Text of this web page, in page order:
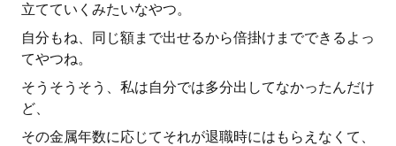
立てていくみたいなやつ。
自分もね、同じ額まで出せるから倍掛けまでできるよっ
てやつね。
そうそうそう、私は自分では多分出してなかったんだけ
ど、
その金属年数に応じてそれが退職時にはもらえなくて、